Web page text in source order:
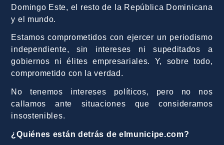
Domingo Este, el resto de la República Dominicana
y el mundo.
Estamos comprometidos con ejercer un periodismo
independiente, sin intereses ni supeditados a
gobiernos ni élites empresariales. Y, sobre todo,
comprometido con la verdad.
No tenemos intereses políticos, pero no nos
callamos ante situaciones que consideramos
insostenibles.
¿Quiénes están detrás de elmunicipe.com?